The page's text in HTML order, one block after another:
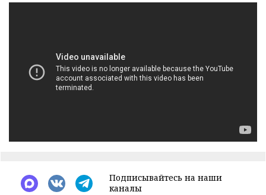
Подписывайтесь на наши
каналы